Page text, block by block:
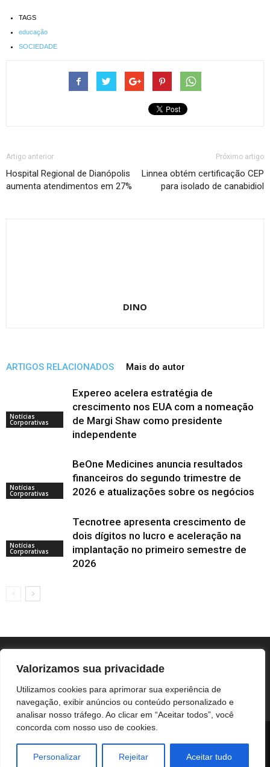
Valorizamos sua privacidade
Utilizamos cookies para aprimorar sua experiência de
navegação, exibir anúncios ou conteúdo personalizado e
analisar nosso tráfego. Ao clicar em “Aceitar todos”, você
concorda com nosso uso de cookies.
Personalizar Rejeitar Aceitar tudo
TAGS
educação
SOCIEDADE
Artigo anterior
Hospital Regional de Dianópolis
aumenta atendimentos em 27%
Próximo artigo
Linnea obtém certificação CEP
para isolado de canabidiol
DINO
ARTIGOS RELACIONADOS Mais do autor
Notícias
Corporativas
Expereo acelera estratégia de
crescimento nos EUA com a nomeação
de Margi Shaw como presidente
independente
Notícias
Corporativas
BeOne Medicines anuncia resultados
financeiros do segundo trimestre de
2026 e atualizações sobre os negócios
Notícias
Corporativas
Tecnotree apresenta crescimento de
dois dígitos no lucro e aceleração na
implantação no primeiro semestre de
2026
NOTÍCIAS CORPORATIVAS